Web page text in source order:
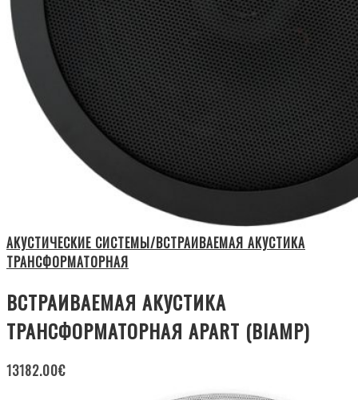
АКУСТИЧЕСКИЕ СИСТЕМЫ/ВСТРАИВАЕМАЯ АКУСТИКА
ТРАНСФОРМАТОРНАЯ
ВСТРАИВАЕМАЯ АКУСТИКА
ТРАНСФОРМАТОРНАЯ APART (BIAMP)
13182.00€